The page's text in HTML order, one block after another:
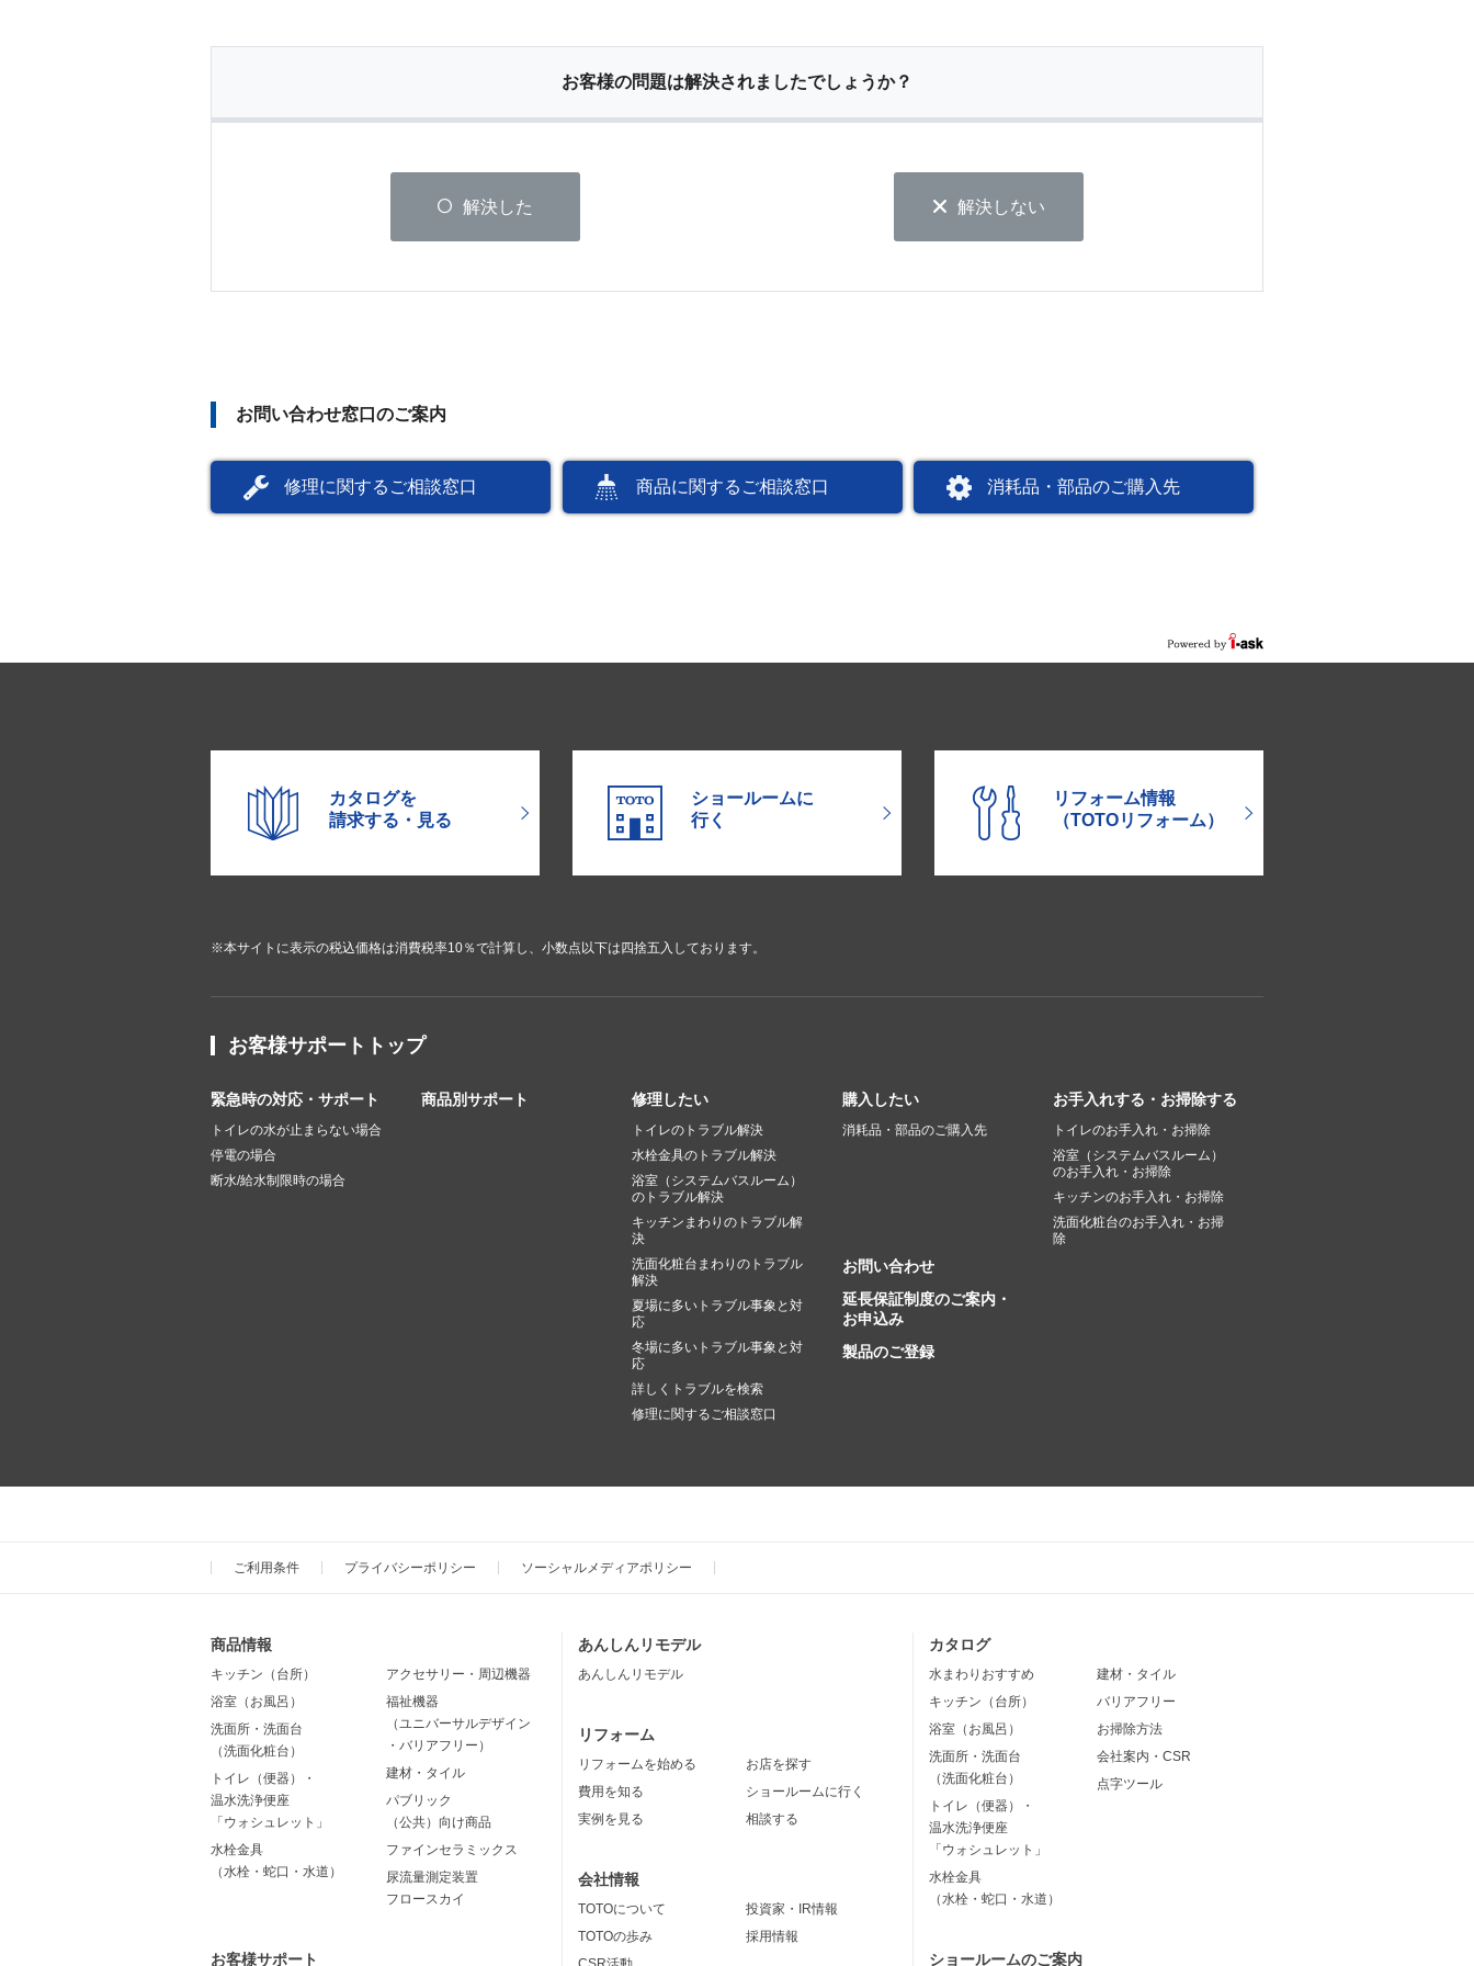
お客様の問題は解決されましたでしょうか？
解決した 解決しない
お問い合わせ窓口のご案内
修理に関するご相談窓口 商品に関するご相談窓口 消耗品・部品のご購入先
カタログを
請求する・見る
ショールームに
行く
リフォーム情報
（TOTOリフォーム）
※本サイトに表示の税込価格は消費税率10％で計算し、小数点以下は四捨五入しております。
お客様サポートトップ
緊急時の対応・サポート
トイレの水が止まらない場合
停電の場合
断水/給水制限時の場合
商品別サポート 修理したい
トイレのトラブル解決
水栓金具のトラブル解決
浴室（システムバスルーム）
のトラブル解決
キッチンまわりのトラブル解
決
洗面化粧台まわりのトラブル
解決
夏場に多いトラブル事象と対
応
冬場に多いトラブル事象と対
応
詳しくトラブルを検索
修理に関するご相談窓口
購入したい
消耗品・部品のご購入先
お手入れする・お掃除する
トイレのお手入れ・お掃除
浴室（システムバスルーム）
のお手入れ・お掃除
キッチンのお手入れ・お掃除
洗面化粧台のお手入れ・お掃
除
お問い合わせ
延長保証制度のご案内・
お申込み
製品のご登録
ご利用条件 プライバシーポリシー ソーシャルメディアポリシー
商品情報
キッチン（台所）
浴室（お風呂）
洗面所・洗面台
（洗面化粧台）
トイレ（便器）・
温水洗浄便座
「ウォシュレット」
水栓金具
（水栓・蛇口・水道）
アクセサリー・周辺機器
福祉機器
（ユニバーサルデザイン
・バリアフリー）
建材・タイル
パブリック
（公共）向け商品
ファインセラミックス
尿流量測定装置
フロースカイ
お客様サポート
あんしんリモデル
あんしんリモデル
リフォーム
リフォームを始める
費用を知る
実例を見る
お店を探す
ショールームに行く
相談する
会社情報
TOTOについて
TOTOの歩み
投資家・IR情報
採用情報
カタログ
水まわりおすすめ
キッチン（台所）
浴室（お風呂）
洗面所・洗面台
（洗面化粧台）
トイレ（便器）・
温水洗浄便座
「ウォシュレット」
水栓金具
（水栓・蛇口・水道）
建材・タイル
バリアフリー
お掃除方法
会社案内・CSR
点字ツール
ショールームのご案内